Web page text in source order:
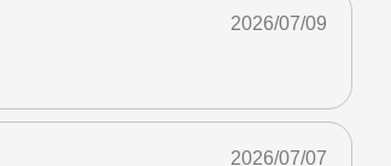
2026/07/09
2026/07/07